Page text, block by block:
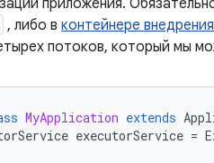
приложения.
, либо в контейнере
потоков, который мы
MyApplication extends
executorService =